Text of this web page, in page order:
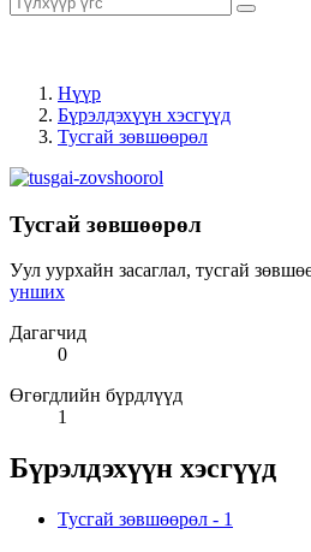
Нүүр
Бүрэлдэхүүн хэсгүүд
Тусгай зөвшөөрөл
Тусгай зөвшөөрөл
Уул уурхайн засаглал, тусгай
унших
Дагагчид
0
Өгөгдлийн бүрдлүүд
1
Бүрэлдэхүүн хэсгүүд
Тусгай зөвшөөрөл - 1